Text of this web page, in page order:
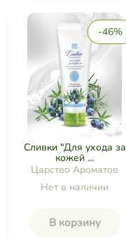
-46%
Сливки "Для ухода за
кожей ...
Царство Ароматов
Нет в наличии
В корзину